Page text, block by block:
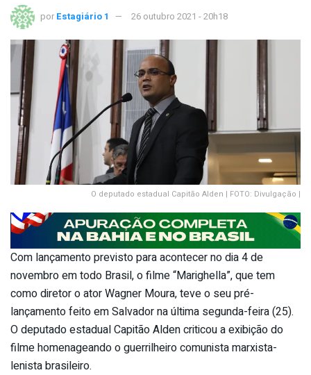
por Estagiário 1 26 outubro 2021 - 20h18
O deputado estadual Capitão Alden | FOTO: Divulgação |
Com lançamento previsto para acontecer no dia 4 de
novembro em todo Brasil, o filme “Marighella”, que tem
como diretor o ator Wagner Moura, teve o seu pré-
lançamento feito em Salvador na última segunda-feira (25).
O deputado estadual Capitão Alden criticou a exibição do
filme homenageando o guerrilheiro comunista marxista-
lenista brasileiro.